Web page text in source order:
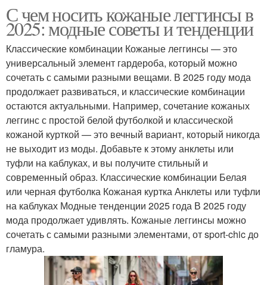
С чем носить кожаные леггинсы в
2025: модные советы и тенденции
Классические комбинации Кожаные леггинсы — это
универсальный элемент гардероба, который можно
сочетать с самыми разными вещами. В 2025 году мода
продолжает развиваться, и классические комбинации
остаются актуальными. Например, сочетание кожаных
леггинс с простой белой футболкой и классической
кожаной курткой — это вечный вариант, который никогда
не выходит из моды. Добавьте к этому анклеты или
туфли на каблуках, и вы получите стильный и
современный образ. Классические комбинации Белая
или черная футболка Кожаная куртка Анклеты или туфли
на каблуках Модные тенденции 2025 года В 2025 году
мода продолжает удивлять. Кожаные леггинсы можно
сочетать с самыми разными элементами, от sport-chic до
гламура.